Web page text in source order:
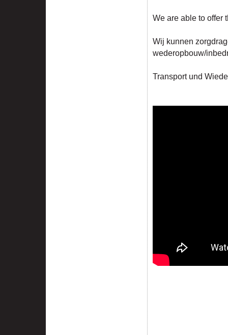
We are able to offer
Wij kunnen
wederopbouw/
Transport und